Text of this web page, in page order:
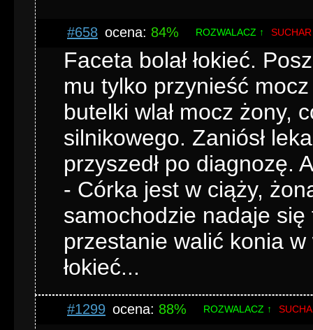
#658 ocena: 84% ROZWALACZ ↑
Faceta bolał łokieć.
mu tylko przynieść
butelki wlał mocz żony,
silnikowego. Zaniósł
przyszedł po diagnozę.
- Córka jest w ciąży,
samochodzie nadaje
przestanie walić konia
łokieć...
#1299 ocena: 88% ROZWALACZ ↑